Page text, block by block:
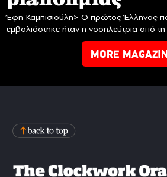
Έφη Καμπισιούλη> Ο πρώτος Έλληνας
εμβολιάστηκε ήταν η νοσηλεύτρια από τη
MORE